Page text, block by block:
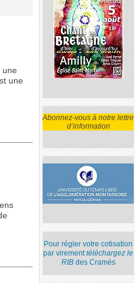
une
une
Abonnez-vous à notre lettre
d’information
Pour régler votre cotisation
par virementtéléchargez le
RIBdes Cramés